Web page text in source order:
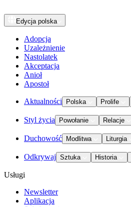
Edycja polska
Adopcja
Uzależnienie
Nastolatek
Akceptacja
Anioł
Apostoł
Aktualności Polska Prolife
Styl życia Powołanie Relacje
Duchowość Modlitwa Liturgia
Odkrywaj Sztuka Historia
Usługi
Newsletter
Aplikacja